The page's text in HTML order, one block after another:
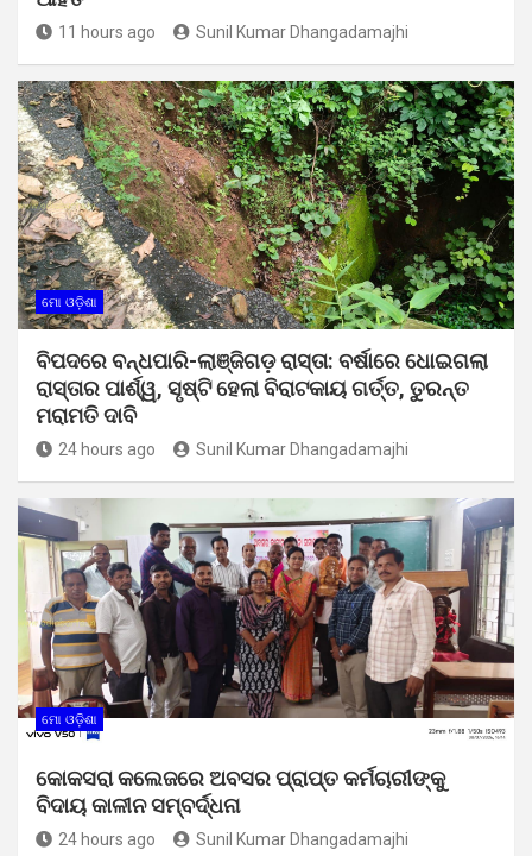
11 hours ago Sunil Kumar Dhangadamajhi
ମୋ ଓଡ଼ିଶା
ବିପଦରେ ବନ୍ଧପାରି-ଲାଞ୍ଜିଗଡ଼ ରାସ୍ତା: ବର୍ଷାରେ ଧୋଇଗଲା
ରାସ୍ତାର ପାର୍ଶ୍ୱ, ସୃଷ୍ଟି ହେଲା ବିରାଟକାୟ ଗର୍ତ୍ତ, ତୁରନ୍ତ
ମରାମତି ଦାବି
24 hours ago Sunil Kumar Dhangadamajhi
ମୋ ଓଡ଼ିଶା
କୋକସରା କଲେଜରେ ଅବସର ପ୍ରାପ୍ତ କର୍ମଚାରୀଙ୍କୁ
ବିଦାୟ କାଳୀନ ସମ୍ବର୍ଦ୍ଧନା
24 hours ago Sunil Kumar Dhangadamajhi